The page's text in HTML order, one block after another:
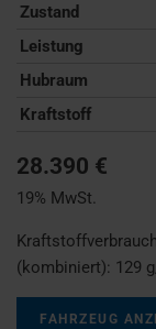
Zustand
Leistung
Hubraum
Kraftstoff
28.390 €
19% MwSt.
(kombiniert): 129
FAHRZEUG